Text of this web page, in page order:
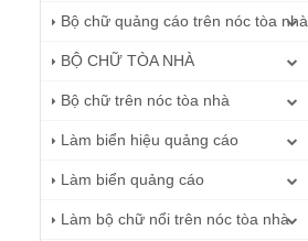
Bộ chữ quảng cáo trên nóc tòa nhà
BỘ CHỮ TÒA NHÀ
Bộ chữ trên nóc tòa nhà
Làm biển hiệu quảng cáo
Làm biển quảng cáo
Làm bộ chữ nổi trên nóc tòa nhà